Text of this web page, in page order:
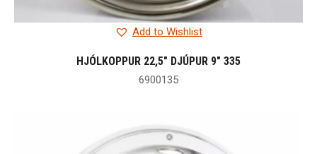
Add to Wishlist
HJÓLKOPPUR 22,5″ DJÚPUR 9″ 335
6900135